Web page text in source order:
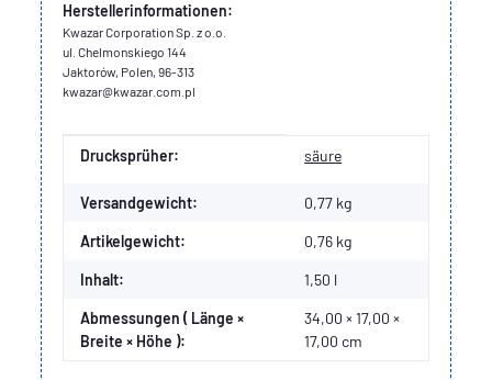
Herstellerinformationen:
Kwazar Corporation Sp. z o.o.
ul. Chelmonskiego 144
Jaktorów, Polen, 96-313
kwazar@kwazar.com.pl
Produkteigenschaft
Wert
Drucksprüher: säure
Versandgewicht: 0,77 kg
Artikelgewicht: 0,76 kg
Inhalt: 1,50 l
Abmessungen ( Länge ×
Breite × Höhe ):
34,00 × 17,00 ×
17,00 cm